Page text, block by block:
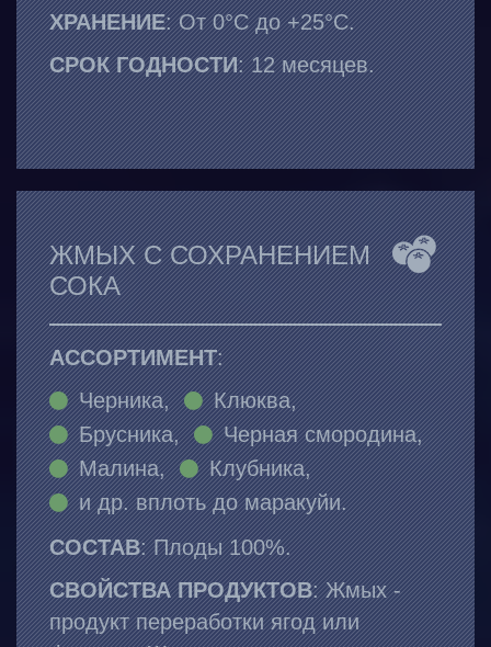
ХРАНЕНИЕ: От 0°С до +25°С.
СРОК ГОДНОСТИ: 12 месяцев.
ЖМЫХ С СОХРАНЕНИЕМ
СОКА
АССОРТИМЕНТ:
Черника,
Клюква,
Брусника,
Черная смородина,
Малина,
Клубника,
и др. вплоть до маракуйи.
СОСТАВ: Плоды 100%.
СВОЙСТВА ПРОДУКТОВ: Жмых -
продукт переработки ягод или